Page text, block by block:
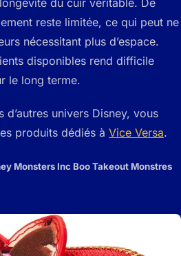
reste limitée, ce qui peut ne
nécessitant plus d’espace.
disponibles rend difficile
le long terme.
d’autres univers Disney, vous
produits dédiés à Vice Versa.
Monsters Inc Boo Takeout Monstres